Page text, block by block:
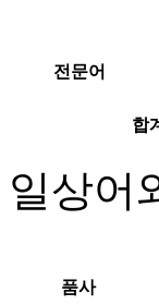
전문어
합계
일상어
품사